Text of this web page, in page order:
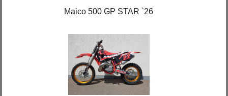
Maico 500 GP STAR `26